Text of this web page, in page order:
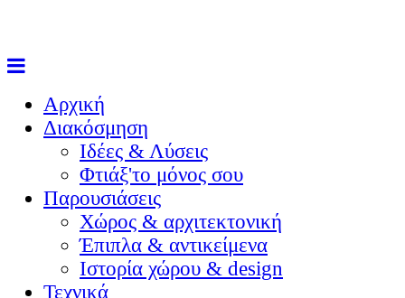
Αρχική
Διακόσμηση
Ιδέες & Λύσεις
Φτιάξ'το μόνος σου
Παρουσιάσεις
Χώρος & αρχιτεκτονική
Έπιπλα & αντικείμενα
Ιστορία χώρου & design
Τεχνικά